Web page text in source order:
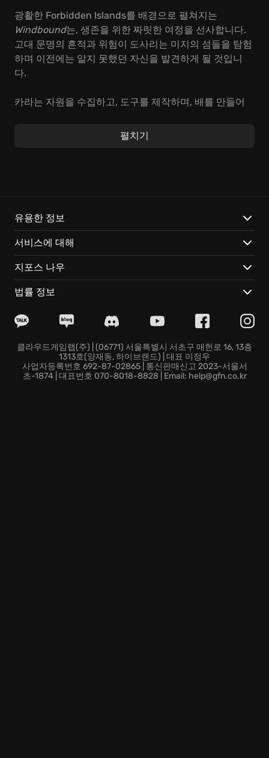
광활한 Forbidden Islands를 배경으로 펼쳐지는
Windbound는, 생존을 위한 짜릿한 여정을 선사합니다.
고대 문명의 흔적과 위험이 도사리는 미지의 섬들을 탐험
하며 이전에는 알지 못했던 자신을 발견하게 될 것입니
다.
카라는 자원을 수집하고, 도구를 제작하며, 배를 만들어
Windbound게임에서 펼쳐지는 예측 불
제작과 생존:자원을 모아 생존 도구를 만들고, 배를 업그
레이드하여 더 먼 바다를 탐험하세요.
섬 탐험:
숨겨진 비밀과 고대 유적을 찾아 섬들을 탐험하
며Windbound
역동적인 세계:
아름답지만 예측할 수 없는 바다에서 영
숙련성을 시험해 보세요.
시험해 보세요.Windbound의 세계에서, 파도치는 모험
이 당신을 기다립니다!
펼치기
유용한 정보
서비스에 대해
지포스 나우
법률 정보
클라우드게임랩(주) | (06771) 서울특별시 서초구 매헌로 16, 13층
1313호(양재동, 하이브랜드) | 대표 이정우
사업자등록번호 692-87-02865 | 통신판매신고 2023-서울서
초-1874 | 대표번호 070-8018-8828 | Email: help@gfn.co.kr